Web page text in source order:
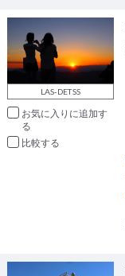
LAS-DETSS
お気に入りに追加
比較